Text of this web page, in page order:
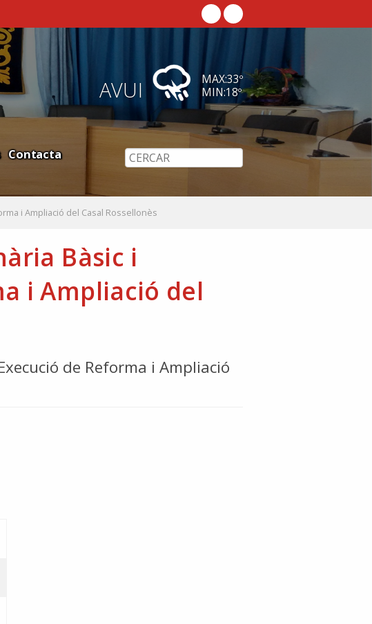
AVUI MAX:33º
MIN:18º
Contacta
i Ampliació del Casal Rossellonès
Bàsic i
i Ampliació del
de Reforma i Ampliació